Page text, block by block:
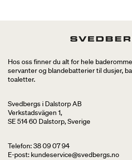
Hos oss finner du alt for hele
servanter og blandebatterier til dusjer,
toaletter.
Svedbergs i Dalstorp AB
Verkstadsvägen 1,
SE 514 60 Dalstorp, Sverige
Telefon: 38 09 07 94
E-post: kundeservice@svedbergs.no